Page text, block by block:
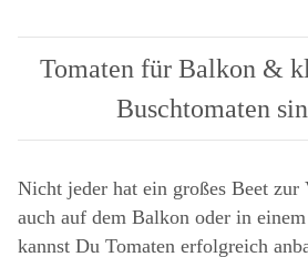
Tomaten für Balkon &
Buschtomaten
Nicht jeder hat ein großes Beet zur
auch auf dem Balkon oder in
kannst Du Tomaten erfolgreich